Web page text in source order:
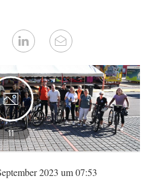
11
2023 um 07:53